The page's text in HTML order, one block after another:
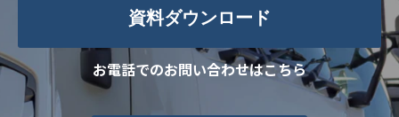
資料ダウンロード
お電話でのお問い合わせはこちら